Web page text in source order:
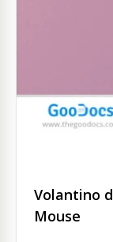
Volantino
Mouse